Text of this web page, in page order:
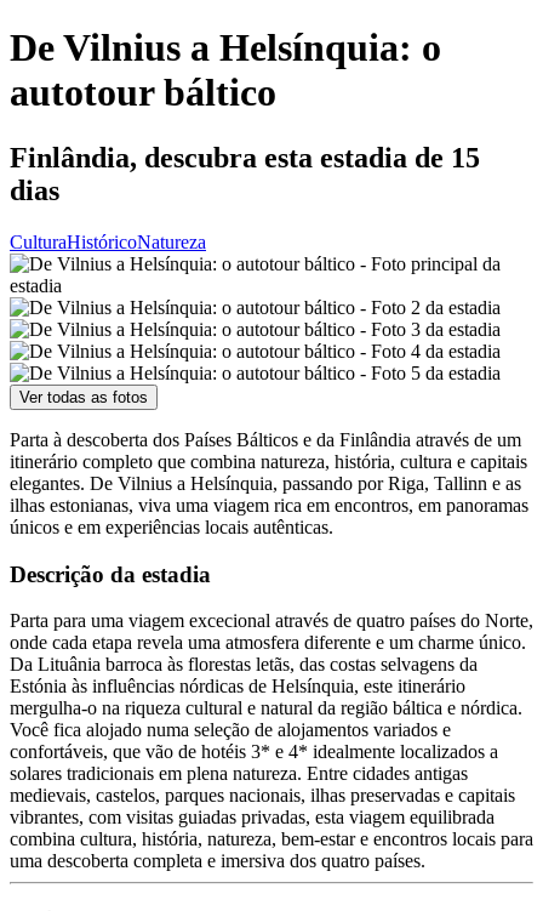
De Vilnius a Helsínquia: o
autotour báltico
Finlândia, descubra esta estadia de 15
dias
CulturaHistóricoNatureza
Ver todas as fotos
Parta à descoberta dos Países Bálticos e da Finlândia através de um
itinerário completo que combina natureza, história, cultura e capitais
elegantes. De Vilnius a Helsínquia, passando por Riga, Tallinn e as
ilhas estonianas, viva uma viagem rica em encontros, em panoramas
únicos e em experiências locais autênticas.
Descrição da estadia
Parta para uma viagem excecional através de quatro países do Norte,
onde cada etapa revela uma atmosfera diferente e um charme único.
Da Lituânia barroca às florestas letãs, das costas selvagens da
Estónia às influências nórdicas de Helsínquia, este itinerário
mergulha-o na riqueza cultural e natural da região báltica e nórdica.
Você fica alojado numa seleção de alojamentos variados e
confortáveis, que vão de hotéis 3* e 4* idealmente localizados a
solares tradicionais em plena natureza. Entre cidades antigas
medievais, castelos, parques nacionais, ilhas preservadas e capitais
vibrantes, com visitas guiadas privadas, esta viagem equilibrada
combina cultura, história, natureza, bem-estar e encontros locais para
uma descoberta completa e imersiva dos quatro países.